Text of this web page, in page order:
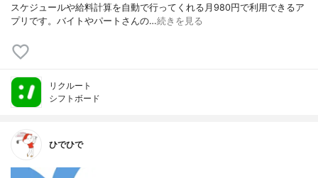
スケジュールや給料計算を自動で行ってくれる月980円で利用できるア
プリです。バイトやパートさんの…続きを見る
リクルート
シフトボード
ひでひで